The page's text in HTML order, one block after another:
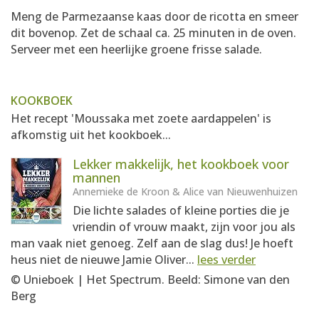
Meng de Parmezaanse kaas door de ricotta en smeer
dit bovenop. Zet de schaal ca. 25 minuten in de oven.
Serveer met een heerlijke groene frisse salade.
KOOKBOEK
Het recept 'Moussaka met zoete aardappelen' is
afkomstig uit het kookboek...
Lekker makkelijk, het kookboek voor
mannen
Annemieke de Kroon & Alice van Nieuwenhuizen
Die lichte salades of kleine porties die je
vriendin of vrouw maakt, zijn voor jou als
man vaak niet genoeg. Zelf aan de slag dus! Je hoeft
heus niet de nieuwe Jamie Oliver... lees verder
© Unieboek | Het Spectrum. Beeld: Simone van den
Berg